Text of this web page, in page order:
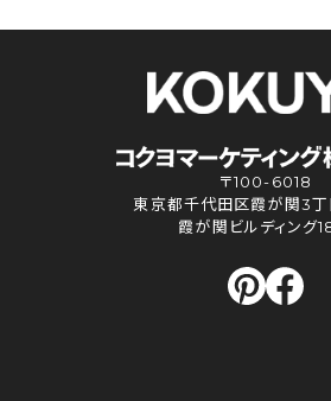
〒100-6018
東京都千代田区霞が関3丁
霞が関ビルディング